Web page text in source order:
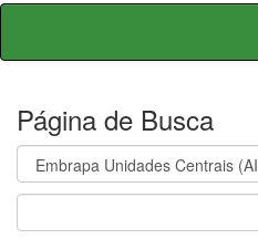
Skip
Página de Busca